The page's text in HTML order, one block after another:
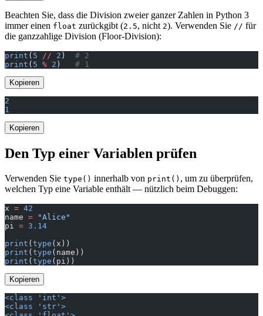
Beachten Sie, dass die Division zweier ganzer Zahlen in Python 3
immer einen float zurückgibt (2.5, nicht 2). Verwenden Sie // für
die ganzzahlige Division (Floor-Division):
print ( 5 // 2 ) # 2
print ( 5 % 2 ) # 1
Kopieren
2
1
Kopieren
Den Typ einer Variablen prüfen
Verwenden Sie type() innerhalb von print() , um zu überprüfen,
welchen Typ eine Variable enthält — nützlich beim Debuggen:
x = 42
name = "Alice"
pi = 3.14
print ( type (x))
print ( type (name))
print ( type (pi))
Kopieren
<class 'int'>
<class 'str'>